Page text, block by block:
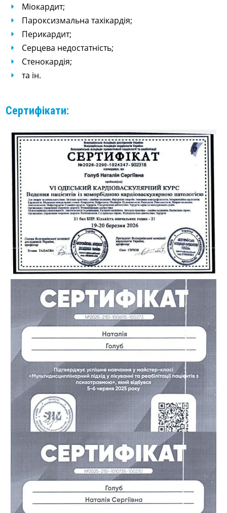
Міокардит;
Пароксизмальна тахікардія;
Перикардит;
Серцева недостатність;
Стенокардія;
та ін.
Сертифікати: